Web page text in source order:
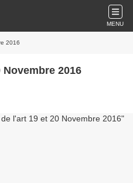
MENU
2016
2016